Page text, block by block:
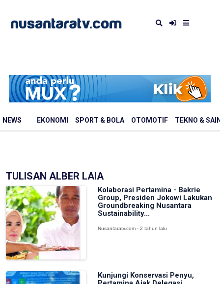
NEWS EKONOMI SPORT & BOLA OTOMOTIF TEKNO &
TULISAN ALBER LAIA
Kolaborasi Pertamina - Bakrie
Group, Presiden Jokowi Lakukan
Groundbreaking Nusantara
Sustainability...
Nusantaratv.com - 2 tahun lalu
Kunjungi Konservasi Penyu,